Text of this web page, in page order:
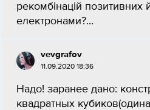
рекомбінацій позитивних
електронами?...
vevgrafov
11.09.2020 18:36
Надо! заранее дано:
квадратных